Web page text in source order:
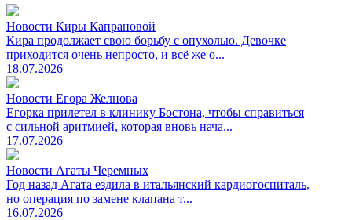
Новости Киры Капрановой
Кира продолжает свою борьбу с опухолью. Девочке
приходится очень непросто, и всё же о...
18.07.2026
Новости Егора Желнова
Егорка прилетел в клинику Бостона, чтобы справиться
с сильной аритмией, которая вновь нача...
17.07.2026
Новости Агаты Черемных
Год назад Агата ездила в итальянский кардиогоспиталь,
но операция по замене клапана т...
16.07.2026